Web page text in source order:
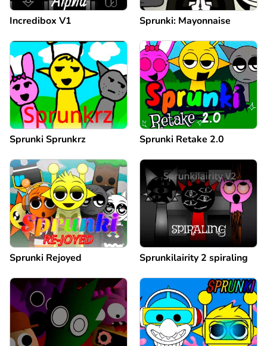
Incredibox V1 Sprunki: Mayonnaise
Sprunki Sprunkrz Sprunki Retake 2.0
Sprunki Rejoyed Sprunkilairity 2 spiraling